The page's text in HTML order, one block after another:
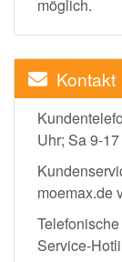
möglich.
Kontakt
Uhr; Sa 9-
moemax.de
Service-